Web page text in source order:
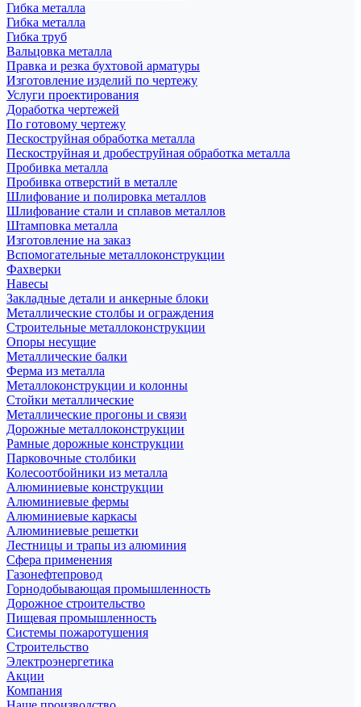
Гибка металла
Гибка металла
Гибка труб
Вальцовка металла
Правка и резка бухтовой арматуры
Изготовление изделий по чертежу
Услуги проектирования
Доработка чертежей
По готовому чертежу
Пескоструйная обработка металла
Пескоструйная и дробеструйная обработка металла
Пробивка металла
Пробивка отверстий в металле
Шлифование и полировка металлов
Шлифование стали и сплавов металлов
Штамповка металла
Изготовление на заказ
Вспомогательные металлоконструкции
Фахверки
Навесы
Закладные детали и анкерные блоки
Металлические столбы и ограждения
Строительные металлоконструкции
Опоры несущие
Металлические балки
Ферма из металла
Металлоконструкции и колонны
Стойки металлические
Металлические прогоны и связи
Дорожные металлоконструкции
Рамные дорожные конструкции
Парковочные столбики
Колесоотбойники из металла
Алюминиевые конструкции
Алюминиевые фермы
Алюминиевые каркасы
Алюминиевые решетки
Лестницы и трапы из алюминия
Сфера применения
Газонефтепровод
Горнодобывающая промышленность
Дорожное строительство
Пищевая промышленность
Системы пожаротушения
Строительство
Электроэнергетика
Акции
Компания